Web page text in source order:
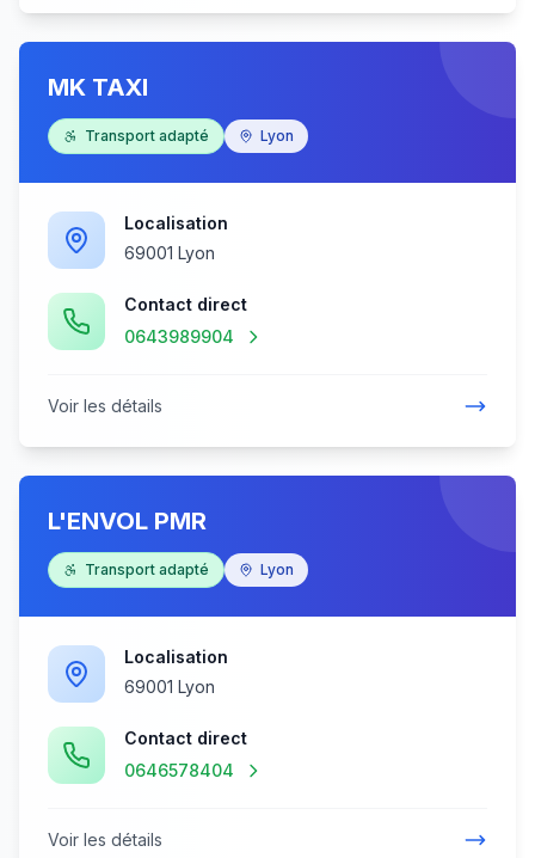
MK TAXI
Transport adapté Lyon
Localisation
69001 Lyon
Contact direct
0643989904
Voir les détails
L'ENVOL PMR
Transport adapté Lyon
Localisation
69001 Lyon
Contact direct
0646578404
Voir les détails